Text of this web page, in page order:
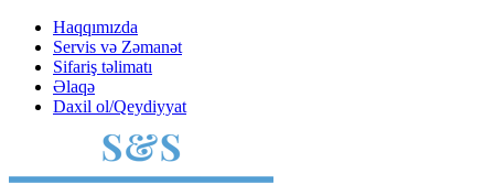
Haqqımızda
Servis və Zəmanət
Sifariş təlimatı
Əlaqə
Daxil ol/Qeydiyyat